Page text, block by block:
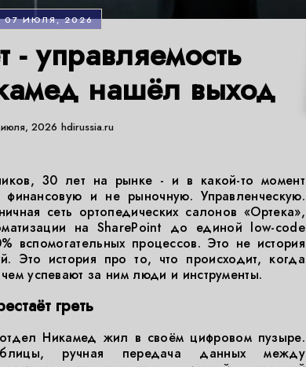
07 ИЮЛЯ, 2026
- управляемость
нашёл выход
2026 hdirussia.ru
30 лет на рынке - и в какой-то момент
и не рыночную. Управленческую.
сеть ортопедических салонов «Ортека»,
на SharePoint до единой low-code
вспомогательных процессов. Это не история
Это история про то, что происходит, когда
успевают за ним люди и инструменты.
греть
Никамед жил в своём цифровом пузыре.
ручная передача данных между